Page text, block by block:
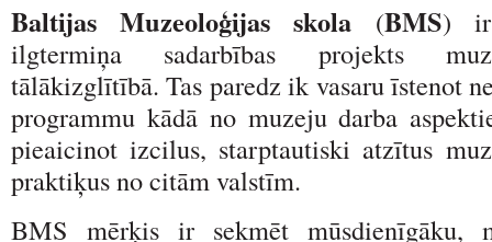
Baltijas Muzeoloģijas skola (BMS) ir
ilgtermiņa sadarbības projekts
tālākizglītībā. Tas paredz ik vasaru īstenot
programmu kādā no muzeju darba
pieaicinot izcilus, starptautiski atzītus
praktiķus no citām valstīm.
BMS mērķis ir sekmēt mūsdienīgāku,